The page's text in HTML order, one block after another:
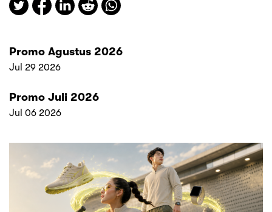
Promo Agustus 2026
Jul 29 2026
Promo Juli 2026
Jul 06 2026